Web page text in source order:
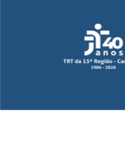
O Tribunal
de